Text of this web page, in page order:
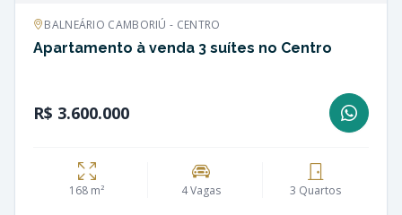
BALNEÁRIO CAMBORIÚ - CENTRO
Apartamento à venda 3 suítes no Centro
R$ 3.600.000
168 m² 4 Vagas 3 Quartos